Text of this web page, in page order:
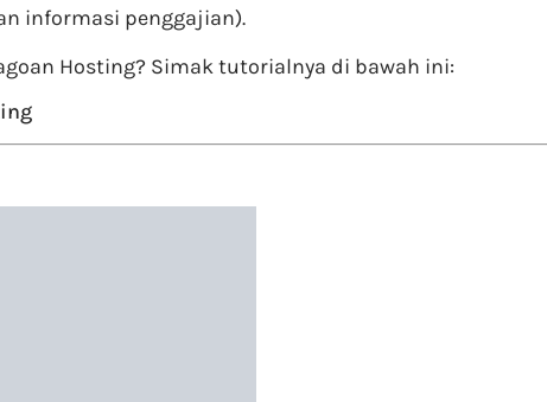
informasi penggajian).
Hosting? Simak tutorialnya di bawah ini: